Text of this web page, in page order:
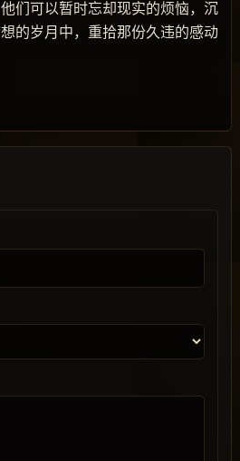
们可以暂时忘却现实的烦恼，沉
的岁月中，重拾那份久违的感动